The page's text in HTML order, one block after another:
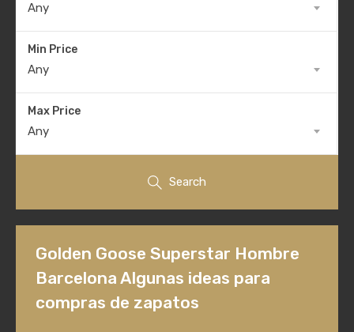
Any
Min Price
Any
Max Price
Any
Search
Golden Goose Superstar Hombre
Barcelona Algunas ideas para
compras de zapatos